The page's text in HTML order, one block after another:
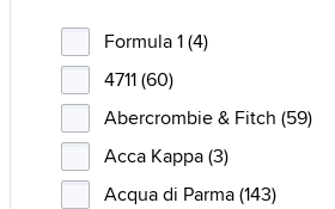
Formula 1 (4)
4711 (60)
Abercrombie & Fitch (59)
Acca Kappa (3)
Acqua di Parma (143)